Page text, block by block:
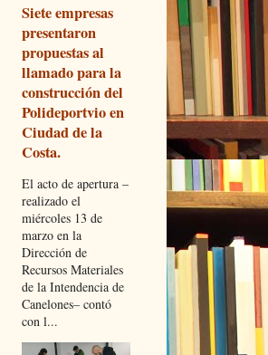
Siete empresas
presentaron
propuestas al
llamado para la
construcción del
Polideportvio en
Ciudad de la
Costa.
El acto de apertura –
realizado el
miércoles 13 de
marzo en la
Dirección de
Recursos Materiales
de la Intendencia de
Canelones– contó
con l...